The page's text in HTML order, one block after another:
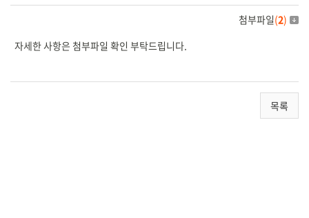
첨부파일(2)
자세한 사항은 첨부파일 확인 부탁드립니다.
목록